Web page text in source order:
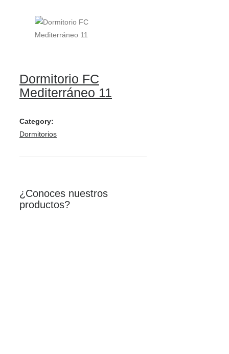
Dormitorio FC
Mediterráneo 11
Category:
Dormitorios
¿Conoces nuestros
productos?